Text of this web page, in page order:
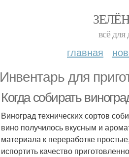
всё для
главная
Инвентарь для
Когда собирать
Виноград технических сортов
вино получилось вкусным и
материала к переработке
испортить качество